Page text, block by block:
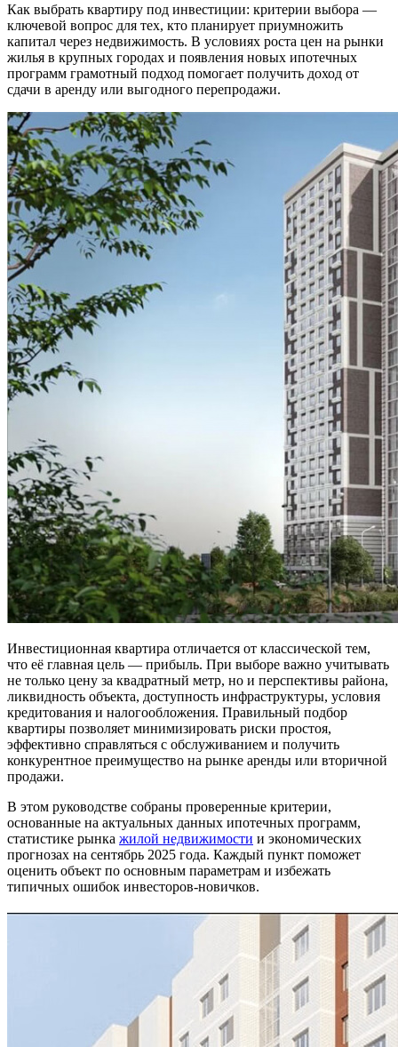
Как выбрать квартиру под инвестиции: критерии выбора —
ключевой вопрос для тех, кто планирует приумножить
капитал через недвижимость. В условиях роста цен на рынки
жилья в крупных городах и появления новых ипотечных
программ грамотный подход помогает получить доход от
сдачи в аренду или выгодного перепродажи.
Инвестиционная квартира отличается от классической тем,
что её главная цель — прибыль. При выборе важно учитывать
не только цену за квадратный метр, но и перспективы района,
ликвидность объекта, доступность инфраструктуры, условия
кредитования и налогообложения. Правильный подбор
квартиры позволяет минимизировать риски простоя,
эффективно справляться с обслуживанием и получить
конкурентное преимущество на рынке аренды или вторичной
продажи.
В этом руководстве собраны проверенные критерии,
основанные на актуальных данных ипотечных программ,
статистике рынка жилой недвижимости и экономических
прогнозах на сентябрь 2025 года. Каждый пункт поможет
оценить объект по основным параметрам и избежать
типичных ошибок инвесторов-новичков.